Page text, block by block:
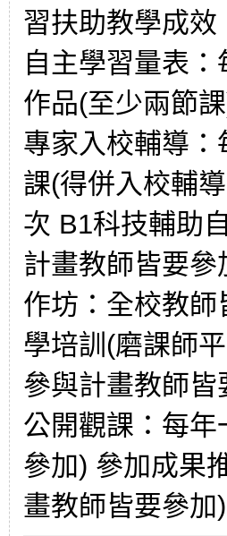
習扶助教學成
自主學習量表
作品(至少兩節
專家入校輔導
課(得併入校輔
次 B1科技輔助
計畫教師皆要
作坊：全校教
學培訓(磨課師
參與計畫教師
公開觀課：每
參加) 參加成果
畫教師皆要參